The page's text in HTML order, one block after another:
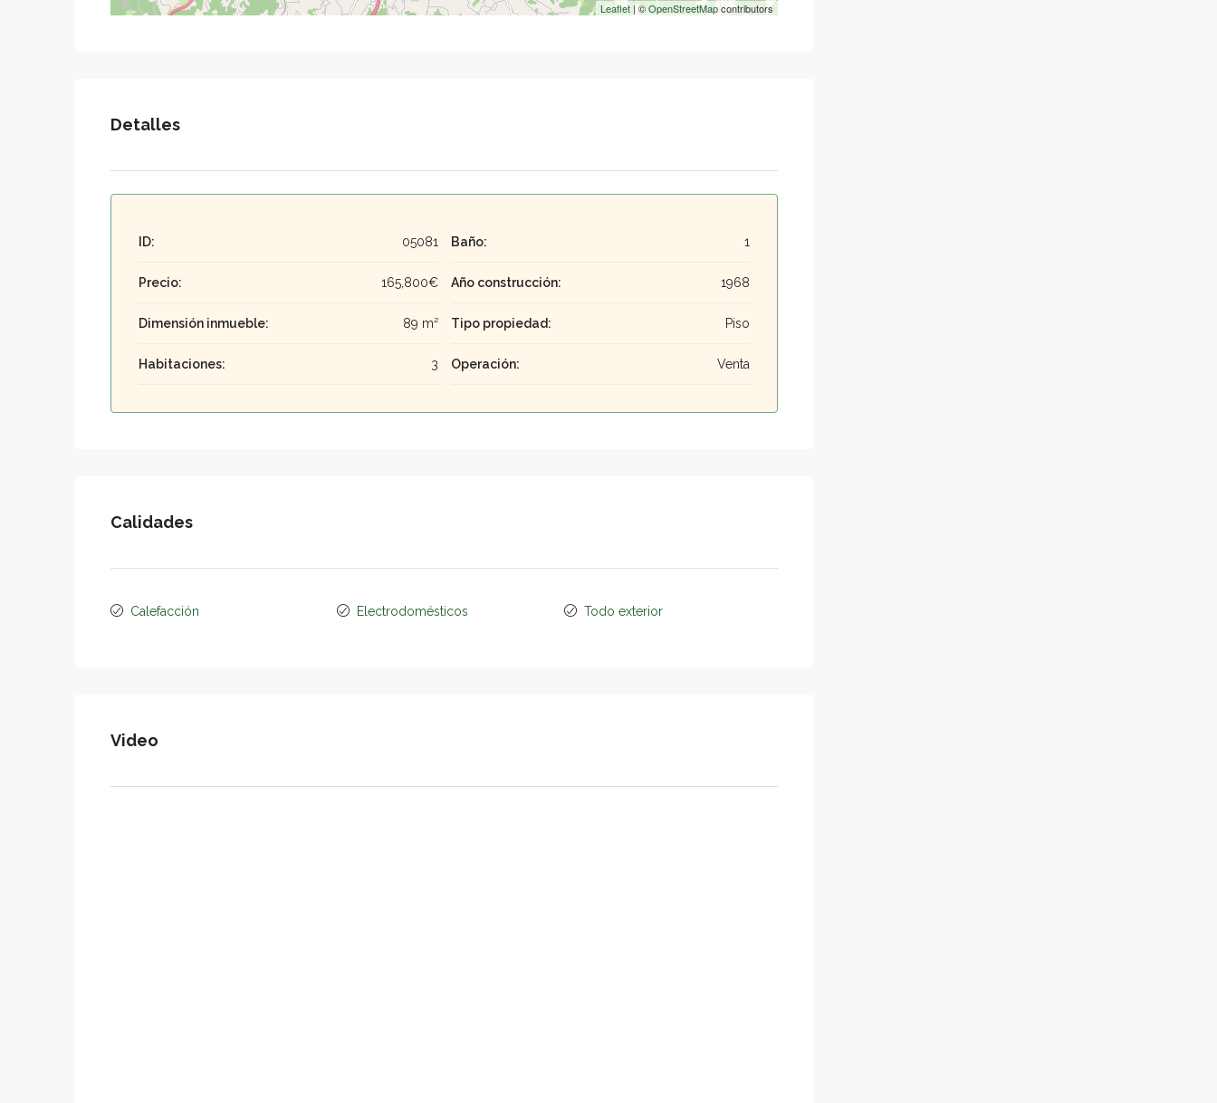
Leaflet | ©OpenStreetMapcontributors
Detalles
ID: 05081
Precio: 165,800€
Dimensión inmueble: 89 m²
Habitaciones: 3
Baño: 1
Año construcción: 1968
Tipo propiedad: Piso
Operación: Venta
Calidades
Calefacción Electrodomésticos Todo exterior
Video